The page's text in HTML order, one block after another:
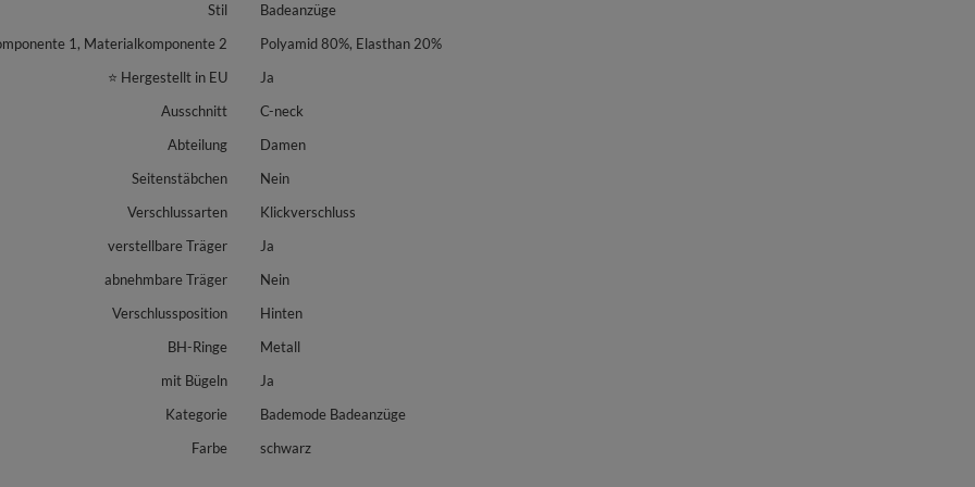
Stil
Badeanzüge
1, Materialkomponente 2
Polyamid 80%, Elasthan 20%
⭐ Hergestellt in EU
Ja
Ausschnitt
C-neck
Abteilung
Damen
Seitenstäbchen
Nein
Verschlussarten
Klickverschluss
verstellbare Träger
Ja
abnehmbare Träger
Nein
Verschlussposition
Hinten
BH-Ringe
Metall
mit Bügeln
Ja
Kategorie
Bademode Badeanzüge
Farbe
schwarz